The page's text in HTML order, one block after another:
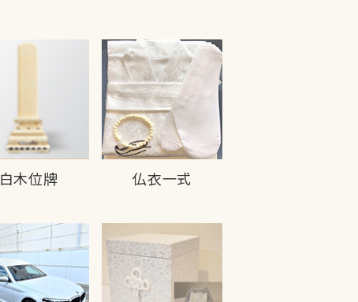
白木位牌 仏衣一式